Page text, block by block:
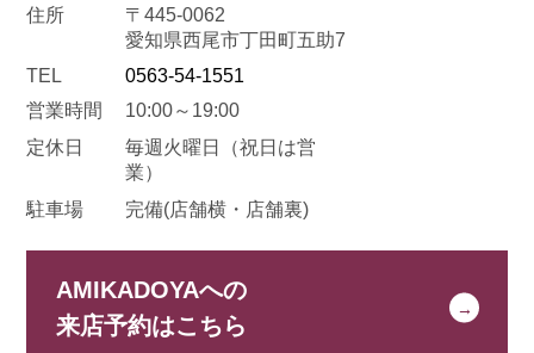
住所
〒445-0062
愛知県西尾市丁田町五助7
TEL
0563-54-1551
営業時間
10:00～19:00
定休日
毎週火曜日
（祝日は営
業）
駐車場
完備(店舗横・店舗裏)
AMIKADOYAへの
来店予約はこちら